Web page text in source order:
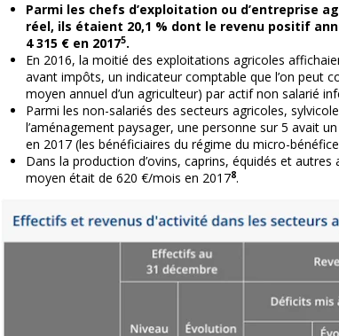
Parmi les chefs d’exploitation ou d’entreprise
réel, ils étaient 20,1 % dont le revenu positif
4 315 € en 20175.
En 2016, la moitié des exploitations agricoles
avant impôts, un indicateur comptable que l’on peut
moyen annuel d’un agriculteur) par actif non salarié
Parmi les non-salariés des secteurs agricoles,
l’aménagement paysager, une personne sur 5 avait
en 2017 (les bénéficiaires du régime du micro-
Dans la production d’ovins, caprins, équidés et autres
moyen était de 620 €/mois en 20178.